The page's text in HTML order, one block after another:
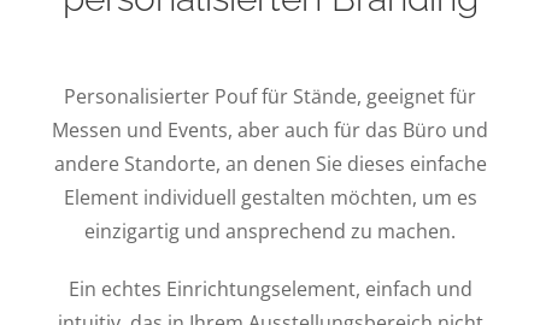
Personalisierter Pouf für Stände, geeignet für
Messen und Events, aber auch für das Büro und
andere Standorte, an denen Sie dieses einfache
Element individuell gestalten möchten, um es
einzigartig und ansprechend zu machen.
Ein echtes Einrichtungselement, einfach und